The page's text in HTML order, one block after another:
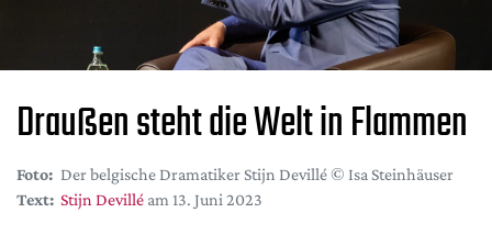
Festivals & Veranstaltungen
Menschen & Theater
Themen
Internationales
Nachrufe
Draußen steht die Welt in Flammen
Foto: Der belgische Dramatiker Stijn Devillé © Isa Steinhäuser
Text: Stijn Devillé am 13. Juni 2023